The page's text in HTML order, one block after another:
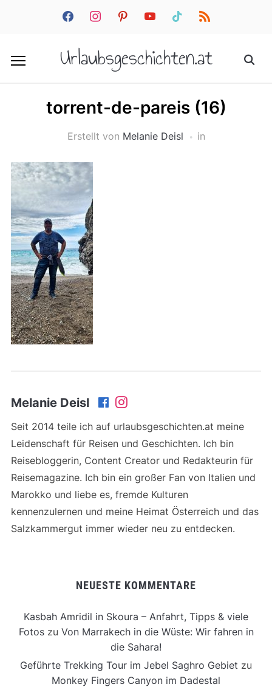
facebookinstagrampinterestyoutube tiktok rss
Urlaubsgeschichten.at
torrent-de-pareis (16)
Erstellt von Melanie Deisl in
Melanie Deisl
Seit 2014 teile ich auf urlaubsgeschichten.at meine
Leidenschaft für Reisen und Geschichten. Ich bin
Reisebloggerin, Content Creator und Redakteurin für
Reisemagazine. Ich bin ein großer Fan von Italien und
Marokko und liebe es, fremde Kulturen
kennenzulernen und meine Heimat Österreich und das
Salzkammergut immer wieder neu zu entdecken.
NEUESTE KOMMENTARE
Kasbah Amridil in Skoura – Anfahrt, Tipps & viele
Fotoszu Von Marrakech in die Wüste: Wir fahren in
die Sahara!
Geführte Trekking Tour im Jebel Saghro Gebiet zu
Monkey Fingers Canyon im Dadestal